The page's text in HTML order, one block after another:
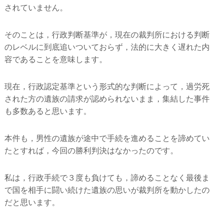
されていません。
そのことは，行政判断基準が，現在の裁判所における判断
のレベルに到底追いついておらず，法的に大きく遅れた内
容であることを意味します。
現在，行政認定基準という形式的な判断によって，過労死
された方の遺族の請求が認められないまま，集結した事件
も多数あると思います。
本件も，男性の遺族が途中で手続を進めることを諦めてい
たとすれば，今回の勝利判決はなかったのです。
私は，行政手続で３度も負けても，諦めることなく最後ま
で国を相手に闘い続けた遺族の思いが裁判所を動かしたの
だと思います。